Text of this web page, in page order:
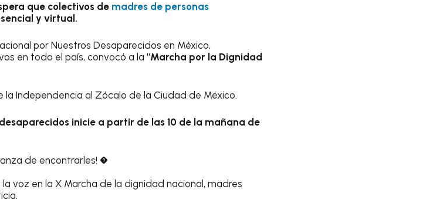
que colectivos de madres de personas
y virtual.
por Nuestros Desaparecidos en México,
en todo el país, convocó a la "Marcha por la Dignidad
Independencia al Zócalo de la Ciudad de México.
inicie a partir de las 10 de la mañana de
de encontrarles! �
voz en la X Marcha de la dignidad nacional, madres